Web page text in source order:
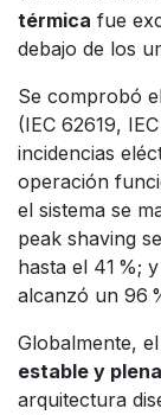
térmica fue
debajo de los
Se comprobó
(IEC 62619,
incidencias
operación
el sistema se
peak shaving
hasta el 41 %;
alcanzó un 96
Globalmente,
estable y
arquitectura